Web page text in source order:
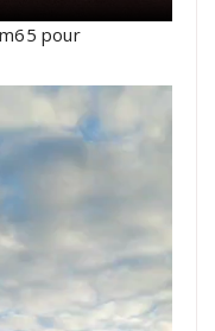
pour